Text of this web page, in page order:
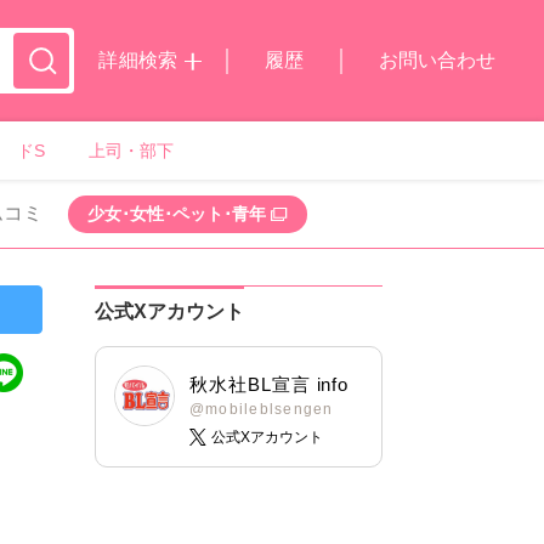
詳細検索
履歴 お問い合わせ
ドS 上司・部下
ミ 少女･女性･ペット･青年
公式Xアカウント
秋水社BL宣言 info
@mobileblsengen
公式Xアカウント